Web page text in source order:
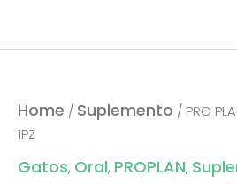
Home / Suplemento / PRO
1PZ
Gatos, Oral, PROPLAN,